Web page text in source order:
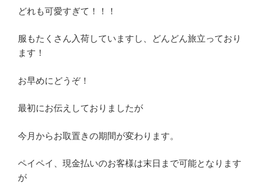
どれも可愛すぎて！！！
服もたくさん入荷していますし、どんどん旅立っており
ます！
お早めにどうぞ！
最初にお伝えしておりましたが
今月からお取置きの期間が変わります。
ペイペイ、現金払いのお客様は末日まで可能となります
が